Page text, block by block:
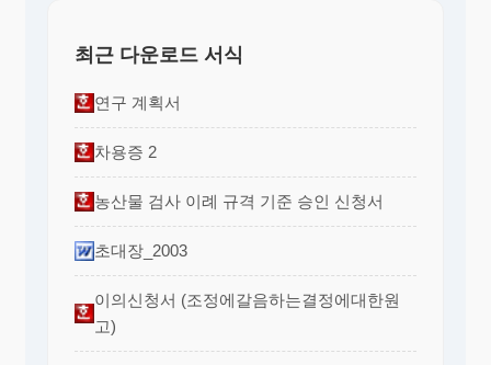
최근 다운로드 서식
연구 계획서
차용증 2
농산물 검사 이례 규격 기준 승인 신청서
초대장_2003
이의신청서 (조정에갈음하는결정에대한원
고)